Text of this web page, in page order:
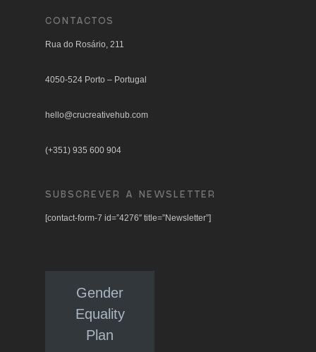
CONTACTOS
Rua do Rosário, 211
4050-524 Porto – Portugal
hello@crucreativehub.com
(+351) 935 600 904
SUBSCREVER A NEWSLETTER
[contact-form-7 id=”4276″ title=”Newsletter”]
Gender
Equality
Plan